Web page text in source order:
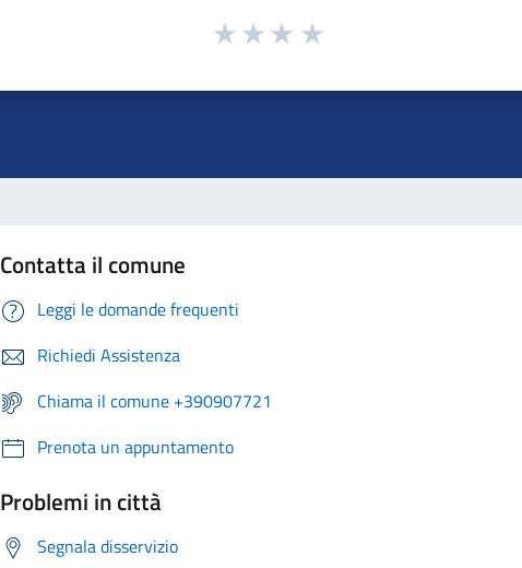
Contatta il comune
Leggi le domande frequenti
Richiedi Assistenza
Chiama il comune +390907721
Prenota un appuntamento
Problemi in città
Segnala disservizio